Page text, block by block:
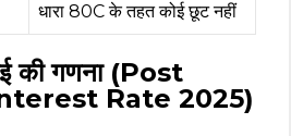
धारा 80C के तहत कोई छूट नहीं
की गणना (Post
Rate 2025)